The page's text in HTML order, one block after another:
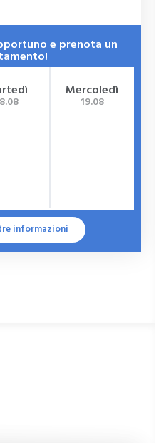
e prenota un
Mercoledì
19.08
informazioni